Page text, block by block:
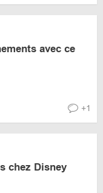
avec ce
+1
chez Disney